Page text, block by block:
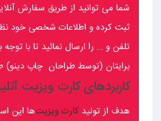
شما می توانید از طریق سفارش
ثبت کرده و اطلاعات شخصی خود
تلفن و … را ارسال نمائید تا با
برایتان (توسط طراحان چاپ
کاربردهای کارت ویزیت
هدف از تولید کارت ویزیت‌ها این